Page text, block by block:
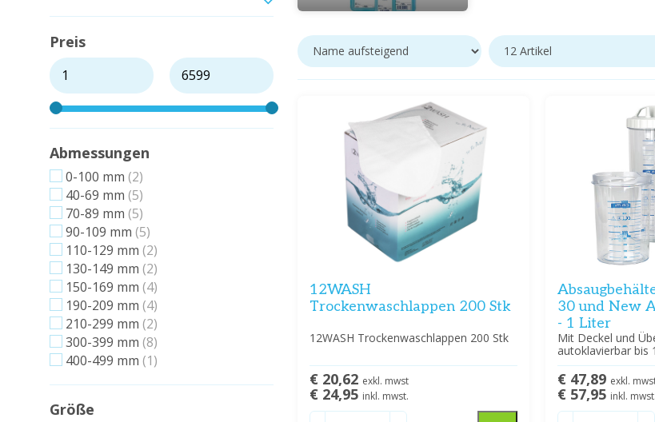
Preis
Abmessungen
0-100 mm (2)
40-69 mm (5)
70-89 mm (5)
90-109 mm (5)
110-129 mm (2)
130-149 mm (2)
150-169 mm (4)
190-209 mm (4)
210-299 mm (2)
300-399 mm (8)
400-499 mm (1)
Größe
12WASH
Trockenwaschlappen 200 Stk
12WASH Trockenwaschlappen 200 Stk
€ 20,62 exkl. mwst
€ 24,95 inkl. mwst.
30 und New
- 1 Liter
Mit Deckel und
autoklavierbar bis
€ 47,89 exkl.
€ 57,95 inkl. mwst.